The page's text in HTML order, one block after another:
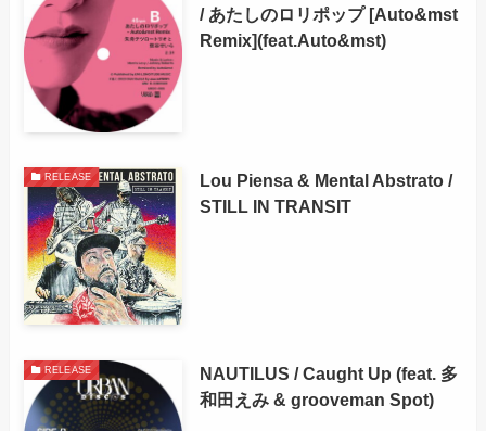
/ あたしのロリポップ [Auto&mst
Remix](feat.Auto&mst)
RELEASE
Lou Piensa & Mental Abstrato /
STILL IN TRANSIT
RELEASE
NAUTILUS / Caught Up (feat. 多
和田えみ & grooveman Spot)